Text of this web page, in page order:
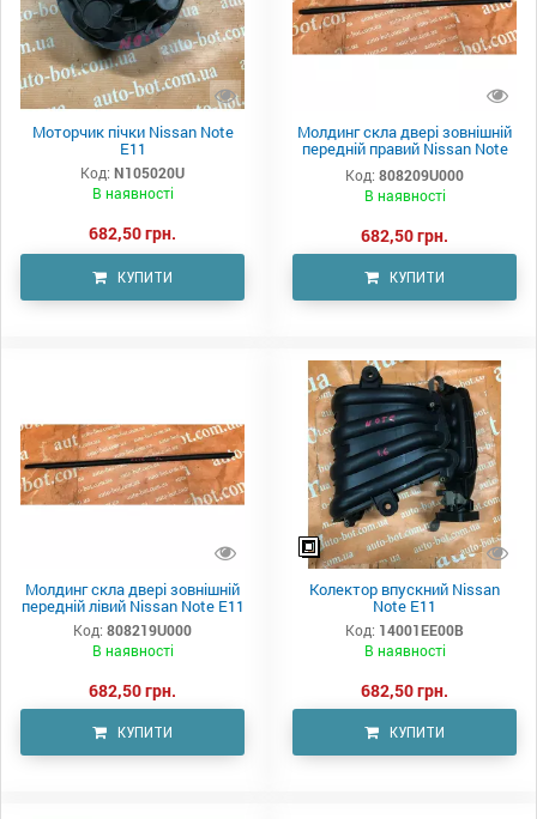
Моторчик пічки Nissan Note
E11
Код: N105020U
В наявності
682,50 грн.
КУПИТИ
Молдинг скла двері зовнішній
передній правий Nissan Note
Код: 808209U000
В наявності
682,50 грн.
КУПИТИ
Молдинг скла двері зовнішній
передній лівий Nissan Note E11
Код: 808219U000
В наявності
682,50 грн.
КУПИТИ
Колектор впускний Nissan
Note E11
Код: 14001EE00B
В наявності
682,50 грн.
КУПИТИ